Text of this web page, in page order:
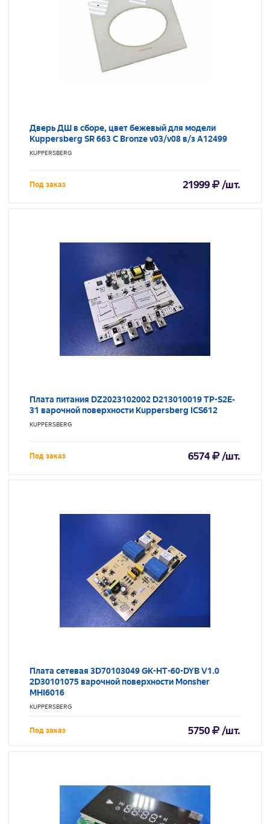
Дверь ДШ в сборе, цвет бежевый для модели
Kuppersberg SR 663 C Bronze v03/v08 в/з A12499
KUPPERSBERG
Под заказ 21999 /шт.
Плата питания DZ2023102002 D213010019 TP-S2E-
31 варочной поверхности Kuppersberg ICS612
KUPPERSBERG
Под заказ 6574 /шт.
Плата сетевая 3D70103049 GK-HT-60-DYB V1.0
2D30101075 варочной поверхности Monsher
MHI6016
KUPPERSBERG
Под заказ 5750 /шт.